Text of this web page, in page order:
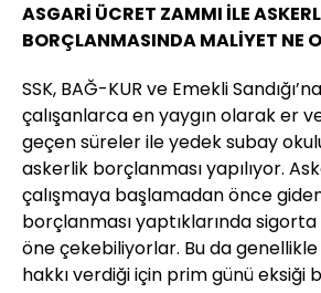
ASGARİ ÜCRET ZAMMI İLE
BORÇLANMASINDA MALİYET NE
SSK, BAĞ-KUR ve Emekli
çalışanlarca en yaygın olarak er
geçen süreler ile yedek subay
askerlik borçlanması yapılıyor.
çalışmaya başlamadan önce
borçlanması yaptıklarında
öne çekebiliyorlar. Bu da
hakkı verdiği için prim günü eksiği